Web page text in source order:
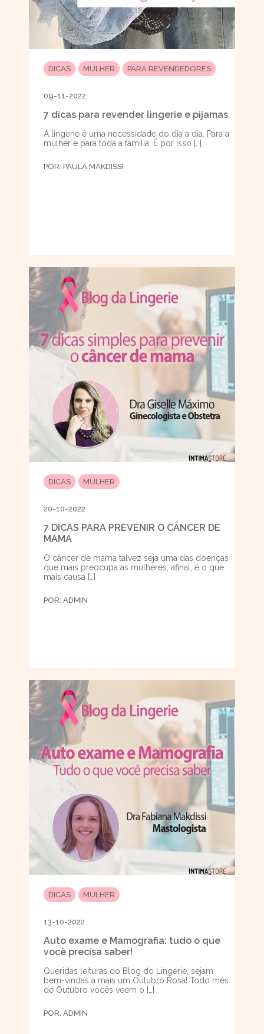
DICAS MULHER PARA REVENDEDORES
09-11-2022
7 dicas para revender lingerie e pijamas
A lingerie é uma necessidade do dia a dia. Para a
mulher e para toda a família. É por isso […]
POR: PAULA MAKDISSI
DICAS MULHER
20-10-2022
7 DICAS PARA PREVENIR O CÂNCER DE
MAMA
O câncer de mama talvez seja uma das doenças
que mais preocupa as mulheres, afinal, é o que
mais causa […]
POR: ADMIN
DICAS MULHER
13-10-2022
Auto exame e Mamografia: tudo o que
você precisa saber!
Queridas leituras do Blog do Lingerie, sejam
bem-vindas a mais um Outubro Rosa! Todo mês
de Outubro vocês veem o […]
POR: ADMIN